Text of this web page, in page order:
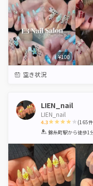
¥100
空き状況
LIEN_nail
LIEN_nail
4.3
1 2 3 4 5
(165
錦糸町駅から徒歩1